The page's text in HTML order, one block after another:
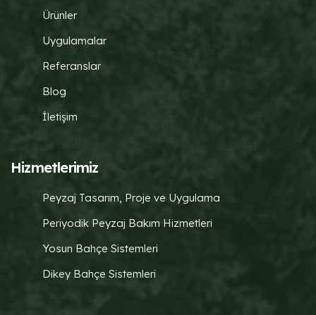
Ürünler
Uygulamalar
Referanslar
Blog
İletişim
Hizmetlerimiz
Peyzaj Tasarım, Proje ve Uygulama
Periyodik Peyzaj Bakım Hizmetleri
Yosun Bahçe Sistemleri
Dikey Bahçe Sistemleri